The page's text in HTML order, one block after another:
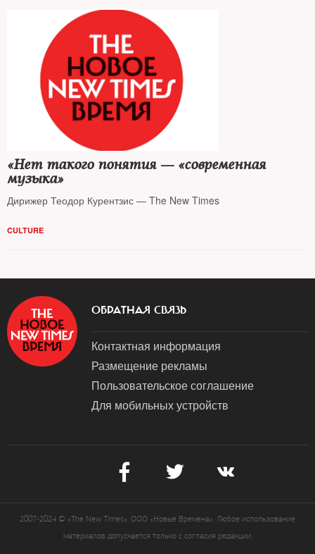
«Нет такого понятия — «современная
музыка»
Дирижер Теодор Курентзис — The New Times
CULTURE
ОБРАТНАЯ СВЯЗЬ
Контактная информация
Размещение рекламы
Пользовательское соглашение
Для мобильных устройств
2007-2024 © «The New Times». ООО «Новые Времена». Любое использование
материалов допускается только с согласия редакции.